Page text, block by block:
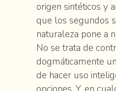
origen sintéticos y
que los segundos
naturaleza pone a
No se trata de
dogmáticamente
de hacer uso